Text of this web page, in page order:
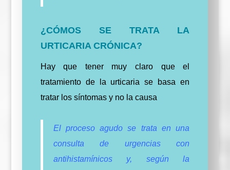
¿CÓMOS SE TRATA LA
URTICARIA CRÓNICA?
Hay que tener muy claro que el
tratamiento de la urticaria se basa en
tratar los síntomas y no la causa
El proceso agudo se trata en una
consulta de urgencias con
antihistamínicos y, según la